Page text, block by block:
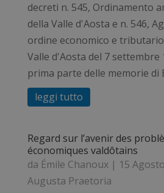
decreti n. 545, Ordinamento
della Valle d'Aosta e n. 546,
ordine economico e
Valle d'Aosta del 7 settembre
prima parte delle memorie di
leggi tutto
Regard sur l’avenir des
économiques valdôtains
da Émile Chanoux| 15
Augusta Praetoria